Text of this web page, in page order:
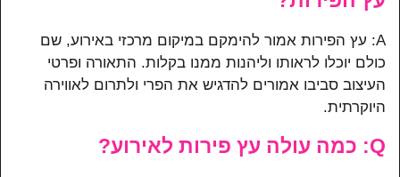
A: עץ הפירות אמור להימקם במיקום מרכזי באירוע, שם
כולם יוכלו לראותו וליהנות ממנו בקלות. התאורה ופרטי
העיצוב סביבו אמורים להדגיש את הפרי ולתרום לאווירה
היוקרתית.
Q: כמה עולה עץ פירות לאירוע?